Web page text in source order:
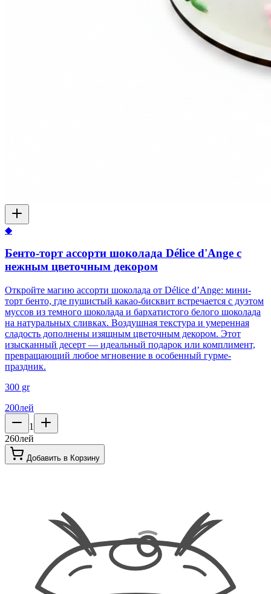
◆
Бенто-торт ассорти шоколада Délice d'Ange с
нежным цветочным декором
Откройте магию ассорти шоколада от Délice d’Ange: мини-
торт бенто, где пушистый какао-бисквит встречается с дуэтом
муссов из темного шоколада и бархатистого белого шоколада
на натуральных сливках. Воздушная текстура и умеренная
сладость дополнены изящным цветочным декором. Этот
изысканный десерт — идеальный подарок или комплимент,
превращающий любое мгновение в особенный гурме-
праздник.
300 gr
200лей
1
260лей
Добавить в Корзину